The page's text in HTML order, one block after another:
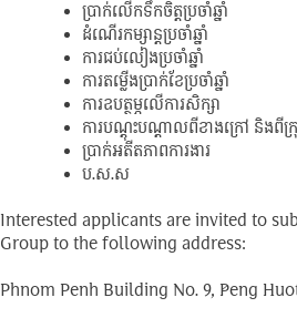
ប្រាក់លើកទឹកចិត្តប្រចាំឆ្នាំ
ដំណើរកម្សាន្តប្រចាំឆ្នាំ
ការជប់លៀងប្រចាំឆ្នាំ
ការតម្លើងប្រាក់ខែប្រចាំឆ្នាំ
ការឧបត្ថម្ភលើការសិក្សា
ការបណ្តុះបណ្តាលពីខាងក្រៅ និងពី
ប្រាក់អតីតភាពការងារ
ប.ស.ស
Interested applicants are invited to
Group to the following address:
Phnom Penh Building No. 9, Peng